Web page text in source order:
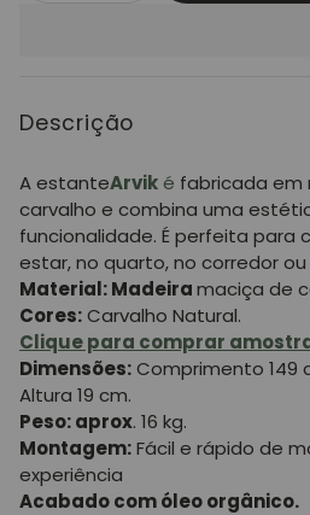
Descrição
A estanteArvik é fabricada em
carvalho e combina uma
funcionalidade. É perfeita para
estar, no quarto,no corredor
Material: Madeiramaciça de
Cores:Carvalho Natural.
Clique para comprar
Dimensões:Comprimento 149
Altura 19 cm.
Peso: aprox. 16 kg.
Montagem:Fácil e rápido de
experiência
Acabado com óleo orgânico.